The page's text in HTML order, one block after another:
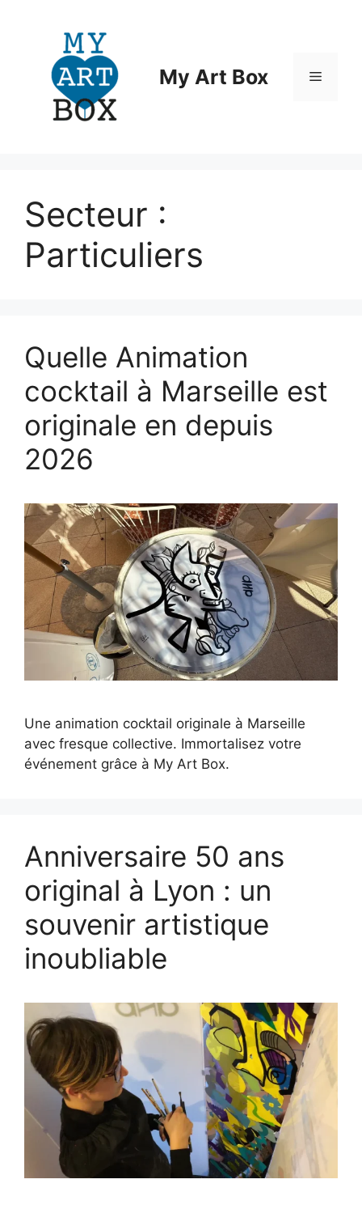
My Art Box Menu
Secteur :
Particuliers
Quelle Animation
cocktail à Marseille est
originale en depuis
2026
Une animation cocktail originale à Marseille
avec fresque collective. Immortalisez votre
événement grâce à My Art Box.
Anniversaire 50 ans
original à Lyon : un
souvenir artistique
inoubliable